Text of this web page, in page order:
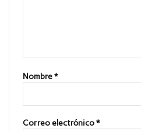
Nombre*
Correo electrónico*